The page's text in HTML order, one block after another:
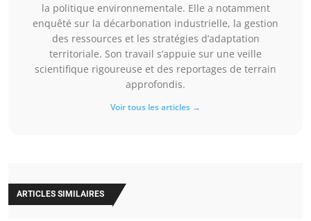
la politique environnementale. Elle a notamment
enquêté sur la décarbonation industrielle, la gestion
des ressources et les stratégies d’adaptation
territoriale. Son travail s’appuie sur une veille
scientifique rigoureuse et des reportages de terrain
approfondis.
Voir tous les articles →
ARTICLES SIMILAIRES